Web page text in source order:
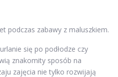
podczas zabawy z maluszkiem.
się po podłodze czy
znakomity sposób na
zajęcia nie tylko rozwijają